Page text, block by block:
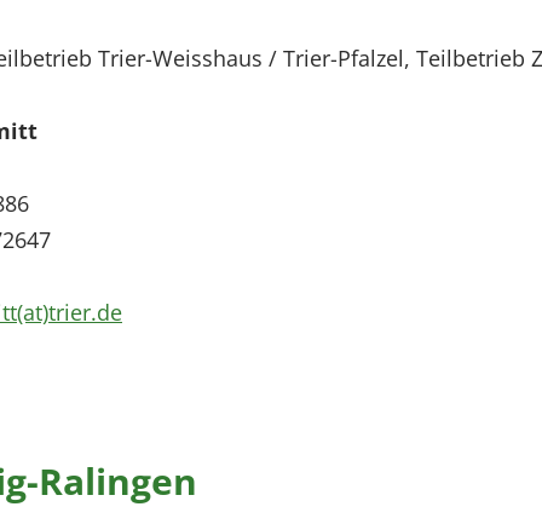
Trier-Weisshaus / Trier-Pfalzel, Teilbetrieb
Ralingen